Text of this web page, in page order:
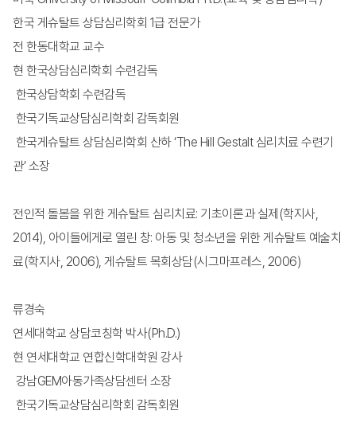
한국 게슈탈트 상담심리학회 1급 전문가
전 한동대학교 교수
현 한국상담심리학회 수련감독
한국상담학회 수련감독
한국기독교상담심리학회 감독회원
한국게슈탈트 상담심리학회 산하 ‘The Hill Gestalt 심리치료 수련기
관’ 소장
전인적 돌봄을 위한 게슈탈트 심리치료: 기초이론과 실제(학지사,
2014), 아이들에게로 열린 창: 아동 및 청소년을 위한 게슈탈트 예술치
료(학지사, 2006), 게슈탈트 목회상담(시그마프레스, 2006)
류경숙
연세대학교 상담코칭학 박사(Ph.D.)
현 연세대학교 연합신학대학원 강사
강남GEM아동가족상담센터 소장
한국기독교상담심리학회 감독회원